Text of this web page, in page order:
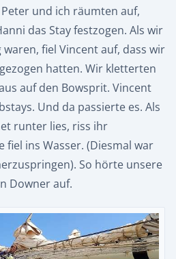
und ich räumten auf,
das Stay festzogen. Als wir
fiel Vincent auf, dass wir
hatten. Wir kletterten
auf den Bowsprit. Vincent
Und da passierte es. Als
runter lies, riss ihr
fiel ins Wasser. (Diesmal war
So hörte unsere
Downer auf.